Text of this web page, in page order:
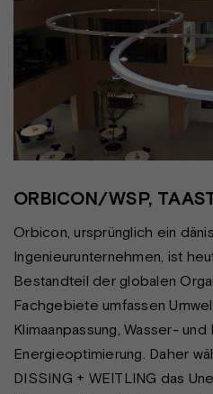
ORBICON/WSP,
Orbicon, ursprünglich ein
Ingenieurunternehmen, ist
Bestandteil der globalen
Fachgebiete umfassen
Klimaanpassung, Wasser-
Energieoptimierung. Daher
DISSING + WEITLING das